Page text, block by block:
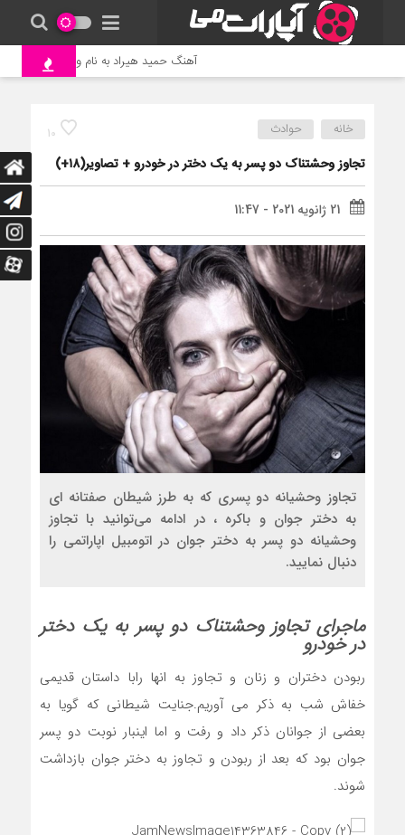
آهنگ حمید هیراد به نام وطن
10 خانه حوادث
تجاوز وحشتناک دو پسر به یک دختر در خودرو + تصاویر(۱۸+)
21 ژانویه 2021 - 11:47
تجاوز وحشیانه دو پسری که به طرز شیطان صفتانه ای
به دختر جوان و باکره ، در ادامه می‌توانید با تجاوز
وحشیانه دو پسر به دختر جوان در اتومبیل اپاراتمی را
دنبال نمایید.
ماجرای تجاوز وحشتناک دو پسر به یک دختر
در خودرو
ربودن دختران و زنان و تجاوز به انها رابا داستان قدیمی
خفاش شب به ذکر می آوریم.جنایت شیطانی که گویا به
بعضی از جوانان ذکر داد و رفت و اما اینبار نوبت دو پسر
جوان بود که بعد از ربودن و تجاوز به دختر جوان بازداشت
شوند.